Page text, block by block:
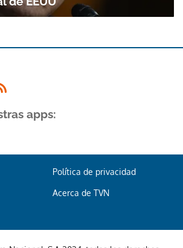
suscribirte a nuestro boletín.
ACEPTAR
apps:
Política de privacidad
Acerca de TVN